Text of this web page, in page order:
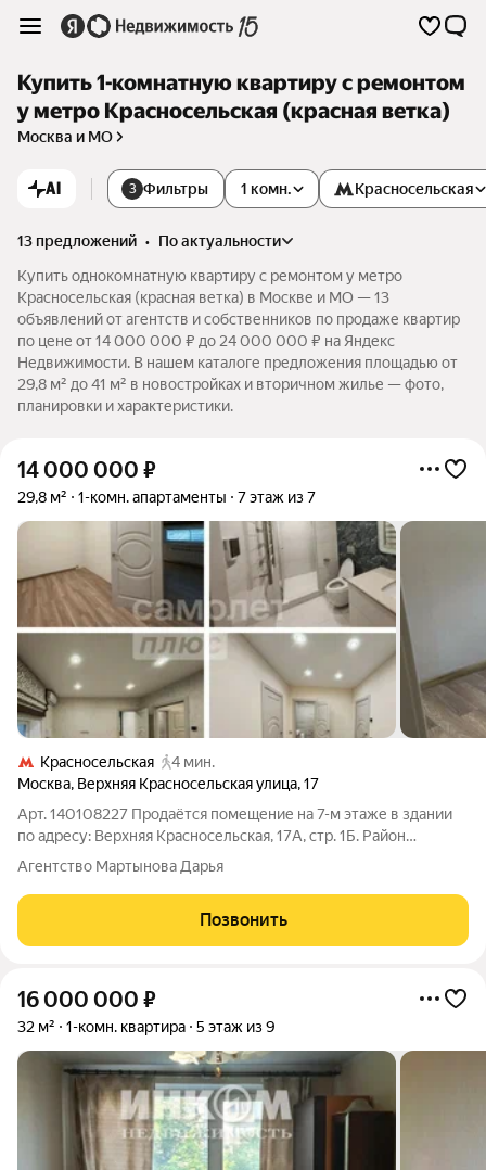
Купить 1-комнатную квартиру с ремонтом
у метро Красносельская (красная ветка)
Москва и МО
AI 3 Фильтры 1 комн. Красносельская
13 предложений •
по актуальности
Купить однокомнатную квартиру с ремонтом у метро
Красносельская (красная ветка) в Москве и МО — 13
объявлений от агентств и собственников по продаже квартир
по цене от 14 000 000 ₽ до 24 000 000 ₽ на Яндекс
Недвижимости. В нашем каталоге предложения площадью от
29,8 м² до 41 м² в новостройках и вторичном жилье — фото,
планировки и характеристики.
14 000 000 ₽
29,8 м² 1-комн. апартаменты 7 этаж из 7
Красносельская
4 мин.
Москва, Верхняя Красносельская улица,17
Арт. 140108227 Продаётся помещение на 7-м этаже в здании
по адресу: Верхняя Красносельская, 17А, стр. 1Б. Район
Красносельский, центр Москвы. До метро «Красносельская»
идти 4 минуты. Рядом три вокзала (5 минут на машине), выезд
на ТТК. Место
Агентство Мартынова Дарья
Позвонить
16 000 000 ₽
32 м² 1-комн. квартира 5 этаж из 9